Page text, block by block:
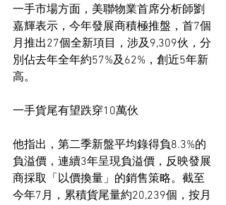
一手市場方面，美聯物業首席分析師劉
嘉輝表示，今年發展商積極推盤，首7個
月推出27個全新項目，涉及9,309伙，分
別佔去年全年約57%及62%，創近5年新
高。
一手貨尾有望跌穿10萬伙
他指出，第二季新盤平均錄得負8.3%的
負溢價，連續3年呈現負溢價，反映發展
商採取「以價換量」的銷售策略。截至
今年7月，累積貨尾量約20,239個，按月